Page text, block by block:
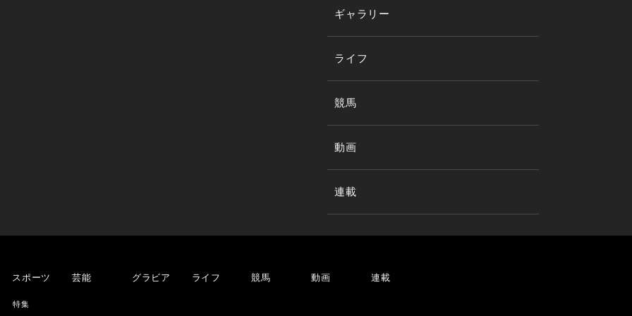
ギャラリー
ライフ
競馬
動画
連載
スポーツ
特集
芸能 グラビア ライフ 競馬 動画 連載